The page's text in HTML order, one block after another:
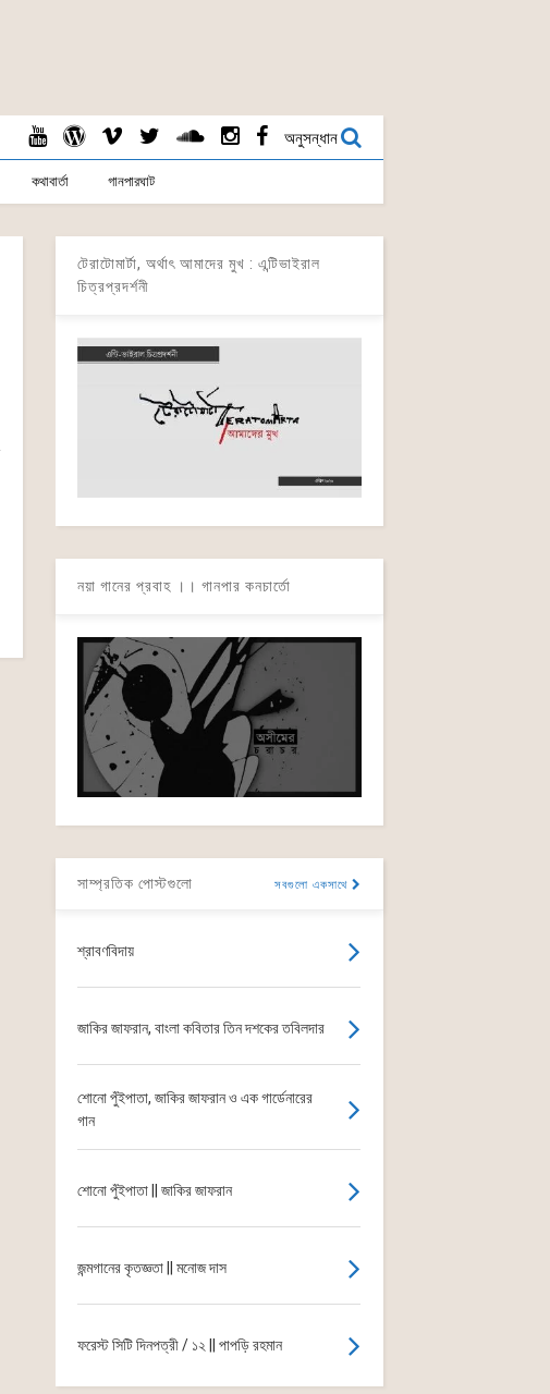
অনুসন্ধান
কথাবার্তা গানপারঘাট
টেরাটোমার্টা, অর্থাৎ আমাদের মুখ : এন্টিভাইরাল
চিত্রপ্রদর্শনী
নয়া গানের প্রবাহ ।। গানপার কনচার্তো
সাম্প্রতিক পোস্টগুলো সবগুলো একসাথে
শ্রাবণবিদায়
জাকির জাফরান, বাংলা কবিতার তিন দশকের তবিলদার
শোনো পুঁইপাতা, জাকির জাফরান ও এক গার্ডেনারের
গান
শোনো পুঁইপাতা || জাকির জাফরান
জন্মগানের কৃতজ্ঞতা || মনোজ দাস
ফরেস্ট সিটি দিনপত্রী / ১২ || পাপড়ি রহমান